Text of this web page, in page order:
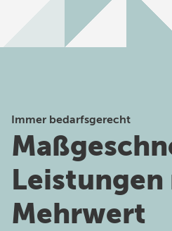
Immer bedarfsgerecht
Leistungen
Mehrwert